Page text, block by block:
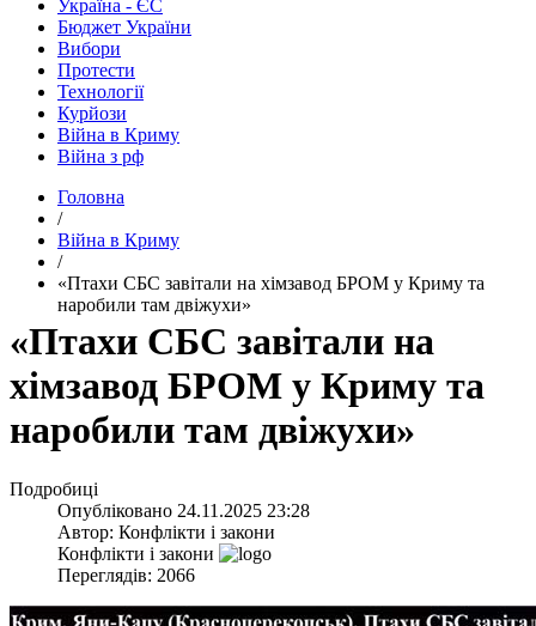
Україна - ЄС
Бюджет України
Вибори
Протести
Технології
Курйози
Війна в Криму
Війна з рф
Головна
/
Війна в Криму
/
​«Птахи СБС завітали на хімзавод БРОМ у Криму та
наробили там двіжухи»
​«Птахи СБС завітали на
хімзавод БРОМ у Криму та
наробили там двіжухи»
Подробиці
Опубліковано 24.11.2025 23:28
Автор: Конфлікти і закони
Конфлікти і закони
Переглядів: 2066